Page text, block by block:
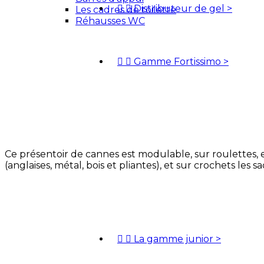
  Distributeur de gel >
  Gamme Fortissimo >
  La gamme junior >
Les cadres de toilette
Réhausses WC
Ce présentoir de cannes est modulable, sur roulettes,
(anglaises, métal, bois et pliantes), et sur crochets les